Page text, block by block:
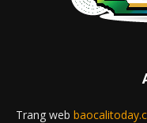
Trang web